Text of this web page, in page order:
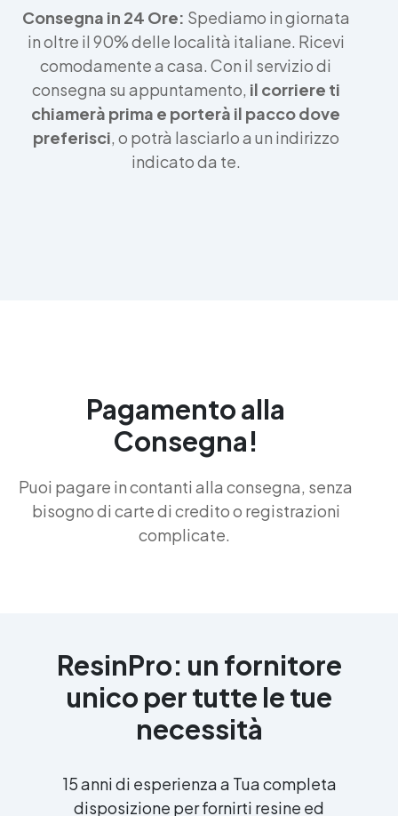
Consegna in 24 Ore: Spediamo in giornata
in oltre il 90% delle località italiane. Ricevi
comodamente a casa. Con il servizio di
consegna su appuntamento, il corriere ti
chiamerà prima e porterà il pacco dove
preferisci, o potrà lasciarlo a un indirizzo
indicato da te.
Pagamento alla
Consegna!
Puoi pagare in contanti alla consegna, senza
bisogno di carte di credito o registrazioni
complicate.
ResinPro: un fornitore
unico per tutte le tue
necessità
15 anni di esperienza a Tua completa
disposizione per fornirti resine ed